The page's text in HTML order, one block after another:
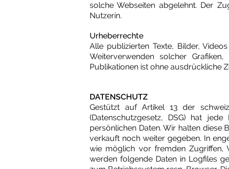
solche Webseiten abgelehnt. Der
Nutzerin.
Urheberrechte
Alle publizierten Texte, Bilder,
Weiterverwenden solcher
Publikationen ist ohne ausdrückliche
DATENSCHUTZ
Gestützt auf Artikel 13 der
(Datenschutzgesetz, DSG) hat
persönlichen Daten. Wir halten diese
verkauft noch weiter gegeben. In
wie möglich vor fremden Zugriffen,
werden folgende Daten in Logfiles